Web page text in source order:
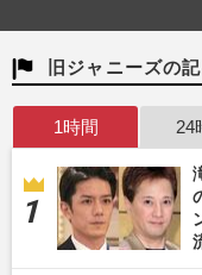
旧ジャニーズの
1時間 24